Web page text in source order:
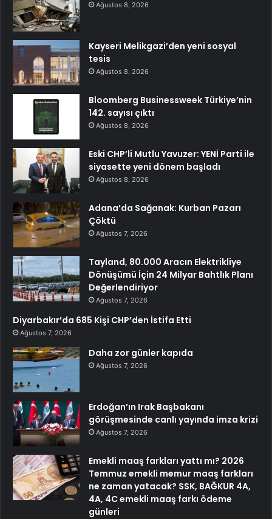
Ağustos 8, 2026
Kayseri Melikgazi’den yeni sosyal
tesis
Ağustos 8, 2026
Bloomberg Businessweek Türkiye’nin
142. sayısı çıktı
Ağustos 8, 2026
Eski CHP’li Mutlu Yavuzer: YENİ Parti ile
siyasette yeni dönem başladı
Ağustos 8, 2026
Adana’da Sağanak: Kurban Pazarı
Çöktü
Ağustos 7, 2026
Tayland, 80.000 Aracın Elektrikliye
Dönüşümü İçin 24 Milyar Bahtlık Planı
Değerlendiriyor
Ağustos 7, 2026
Diyarbakır’da 685 Kişi CHP’den İstifa Etti
Ağustos 7, 2026
Daha zor günler kapıda
Ağustos 7, 2026
Erdoğan’ın Irak Başbakanı
görüşmesinde canlı yayında imza krizi
Ağustos 7, 2026
Emekli maaş farkları yattı mı? 2026
Temmuz emekli memur maaş farkları
ne zaman yatacak? SSK, BAĞKUR 4A,
4A, 4C emekli maaş farkı ödeme
günleri